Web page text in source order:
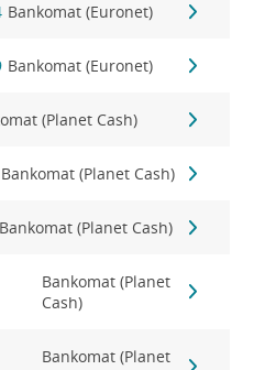
Bankomat (Euronet)
Bankomat (Euronet)
(Planet Cash)
Bankomat (Planet Cash)
Bankomat (Planet Cash)
Bankomat (Planet
Cash)
Bankomat (Planet